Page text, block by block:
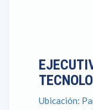
Ubicación: